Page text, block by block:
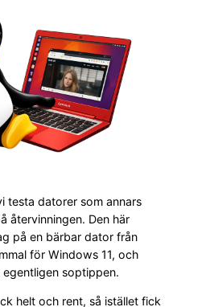
testa datorer som annars
återvinningen. Den här
på en bärbar dator från
för Windows 11, och
soptippen.
helt och rent, så istället fick